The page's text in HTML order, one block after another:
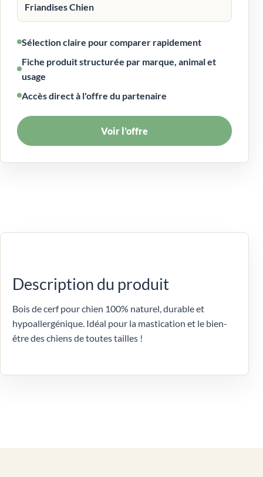
Friandises Chien
Sélection claire pour comparer rapidement
Fiche produit structurée par marque, animal et
usage
Accès direct à l'offre du partenaire
Voir l’offre
Description du produit
Bois de cerf pour chien 100% naturel, durable et
hypoallergénique. Idéal pour la mastication et le bien-
être des chiens de toutes tailles !